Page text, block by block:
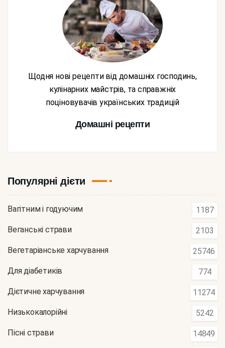
Щодня нові рецепти від домашніх господинь,
кулінарних майстрів, та справжніх
поціновувачів українських традицій
Домашні рецепти
Популярні дієти
Вагітним і годуючим 1187
Веганські страви 2103
Вегетаріанське харчування 25746
Для діабетиків 774
Дієтичне харчування 11274
Низькокалорійні 5242
Пісні страви 14849